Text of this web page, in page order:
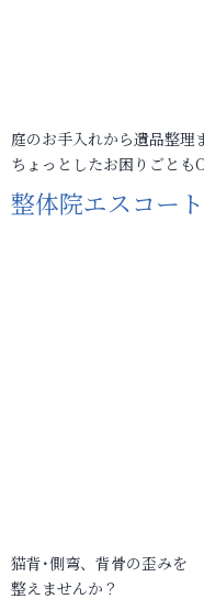
庭のお手入れから遺品整理
ちょっとしたお困りごとも
整体院エスコー
猫背･側弯、背骨の歪みを
整えませんか？